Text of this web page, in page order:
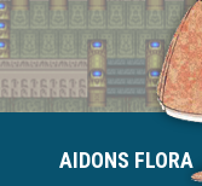
AIDONS FLORA